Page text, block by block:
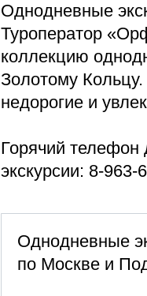
Однодневные
Туроператор
коллекцию
Золотому
недорогие и
Горячий
экскурсии: 8-963-
Однодневные
по Москве и